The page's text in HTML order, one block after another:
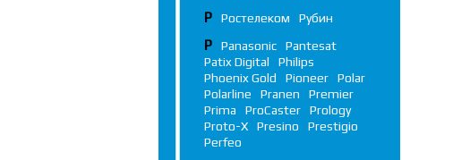
Р Ростелеком Рубин
P Panasonic
Pantesat
Patix Digital
Philips
Phoenix Gold
Pioneer
Polar
Polarline
Pranen
Premier
Prima
ProCaster
Prology
Proto-X
Presino
Prestigio
Perfeo